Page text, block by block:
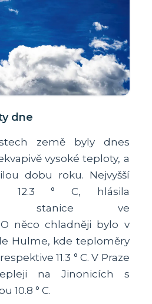
dne
země byly dnes
vysoké teploty, a
dobu roku. Nejvyšší
12.3 ° C, hlásila
stanice ve
něco chladněji bylo v
Hulme, kde teploměry
11.3 ° C. V Praze
na Jinonicích s
10.8 ° C.